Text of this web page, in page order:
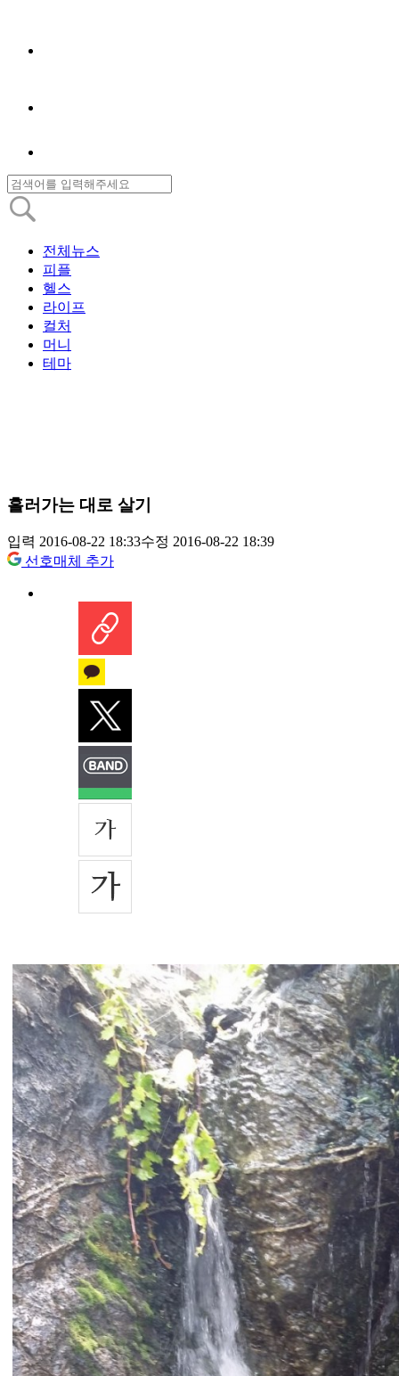
전체뉴스
피플
헬스
라이프
컬처
머니
테마
흘러가는 대로 살기
입력 2016-08-22 18:33수정 2016-08-22 18:39
선호매체 추가